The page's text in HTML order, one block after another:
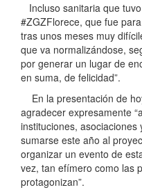
Incluso sanitaria que
#ZGZFlorece, que fue
tras unos meses muy
que va normalizándose,
por generar un lugar de
en suma, de felicidad”.
En la presentación de
agradecer expresamente
instituciones,
sumarse este año al
organizar un evento de
vez, tan efímero como las
protagonizan”.